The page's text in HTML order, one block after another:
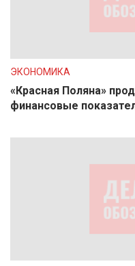
ЭКОНОМИКА
«Красная Поляна»
финансовые